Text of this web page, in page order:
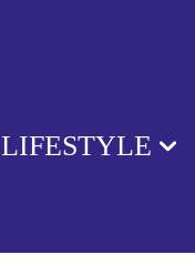
LIFESTYLE